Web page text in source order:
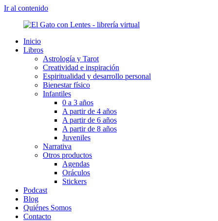
Ir al contenido
Inicio
Libros
Astrología y Tarot
Creatividad e inspiración
Espiritualidad y desarrollo personal
Bienestar físico
Infantiles
0 a 3 años
A partir de 4 años
A partir de 6 años
A partir de 8 años
Juveniles
Narrativa
Otros productos
Agendas
Oráculos
Stickers
Podcast
Blog
Quiénes Somos
Contacto